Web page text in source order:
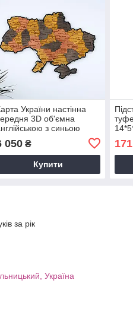
України настінна
3D об'ємна
з синьою
92.5*64.6 см
Презент 12ССАнгл
050₴
Купити
171
за рік
Україна